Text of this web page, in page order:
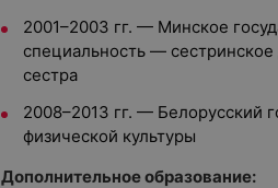
2001–2003 гг. — Минское
специальность —
сестра
2008–2013 гг. — Белорусский
физической культуры
Дополнительное образование: